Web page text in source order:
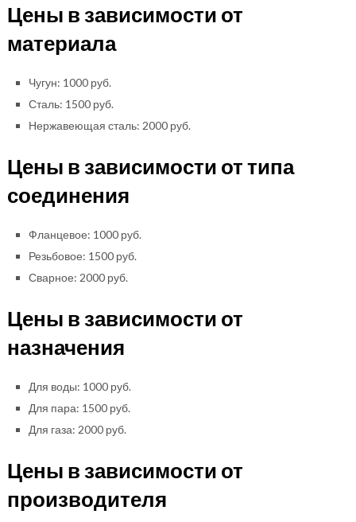
Цены в зависимости от
материала
Чугун: 1000 руб.
Сталь: 1500 руб.
Нержавеющая сталь: 2000 руб.
Цены в зависимости от типа
соединения
Фланцевое: 1000 руб.
Резьбовое: 1500 руб.
Сварное: 2000 руб.
Цены в зависимости от
назначения
Для воды: 1000 руб.
Для пара: 1500 руб.
Для газа: 2000 руб.
Цены в зависимости от
производителя